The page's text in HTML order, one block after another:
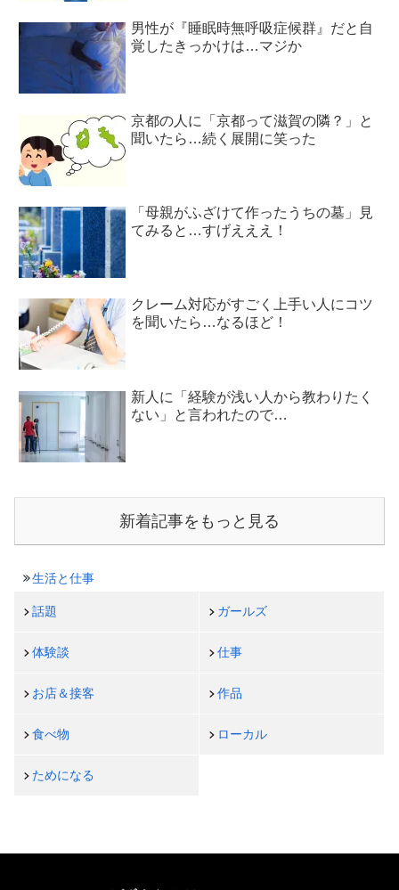
男性が『睡眠時無呼吸症候群』だと自
覚したきっかけは…マジか
京都の人に「京都って滋賀の隣？」と
聞いたら…続く展開に笑った
「母親がふざけて作ったうちの墓」見
てみると…すげえええ！
クレーム対応がすごく上手い人にコツ
を聞いたら…なるほど！
新人に「経験が浅い人から教わりたく
ない」と言われたので…
新着記事をもっと見る
生活と仕事
話題 ガールズ
体験談 仕事
お店＆接客 作品
食べ物 ローカル
ためになる